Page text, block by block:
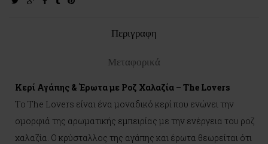
Περιγραφη
Μεταφορικά
Κερί Αγάπης & Έρωτα με Ροζ Χαλαζία – The Lovers
Το The Lovers είναι ένα μοναδικό κερί που ενώνει την
ομορφιά της αρωματικής εμπειρίας με την ενέργεια του ροζ
χαλαζία. Ο κρύσταλλος της αγάπης και έρωτα θεωρείται ότι